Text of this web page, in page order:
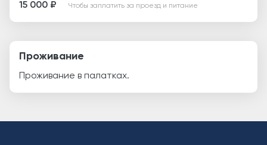
15 000 ₽ Чтобы заплатить за проезд и питание
Проживание
Проживание в палатках.